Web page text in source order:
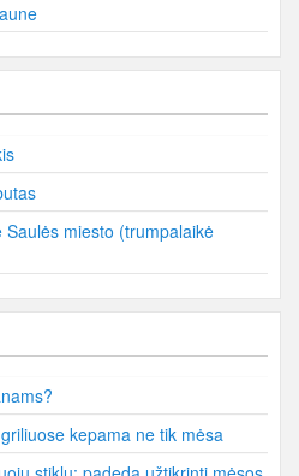
miesto (trumpalaikė
kepama ne tik mėsa